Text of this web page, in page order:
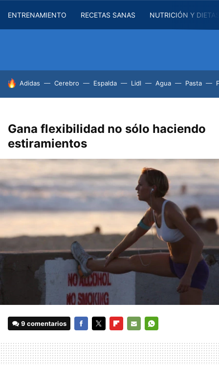
ENTRENAMIENTO RECETAS SANAS NUTRICIÓN Y
HOY SE HABLA DE
Adidas Cerebro Espalda Lidl Agua Pasta
Gana flexibilidad no sólo haciendo
estiramientos
9 comentarios
MAIL